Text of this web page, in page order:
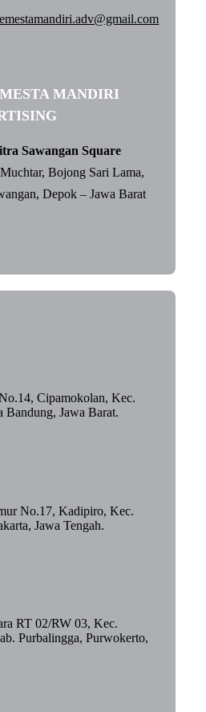
MANDIRI
Sawangan Square
Bojong Sari Lama,
Depok – Jawa Barat
Cipamokolan, Kec.
Bandung, Jawa Barat.
No.17, Kadipiro, Kec.
Jawa Tengah.
RT 02/RW 03, Kec.
Purbalingga, Purwokerto,